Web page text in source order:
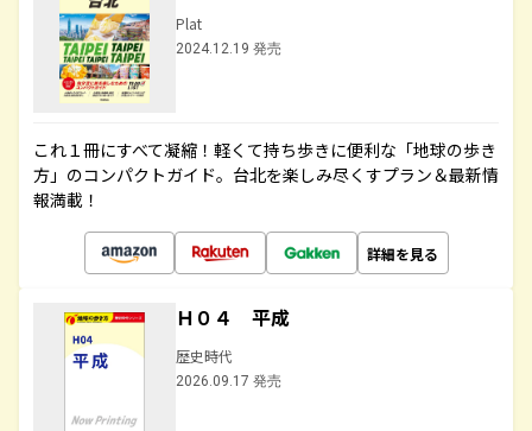
Plat
2024.12.19 発売
これ１冊にすべて凝縮！軽くて持ち歩きに便利な「地球の歩き
方」のコンパクトガイド。台北を楽しみ尽くすプラン＆最新情
報満載！
詳細を見る
Ｈ０４ 平成
歴史時代
2026.09.17 発売